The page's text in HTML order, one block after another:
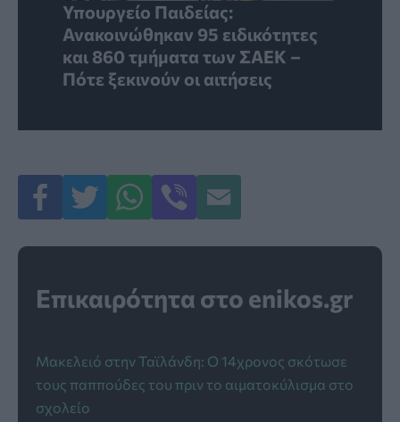
Υπουργείο Παιδείας:
Ανακοινώθηκαν 95 ειδικότητες
και 860 τμήματα των ΣΑΕΚ –
Πότε ξεκινούν οι αιτήσεις
Επικαιρότητα στο enikos.gr
Μακελειό στην Ταϊλάνδη: Ο 14χρονος σκότωσε
τους παππούδες του πριν το αιματοκύλισμα στο
σχολείο